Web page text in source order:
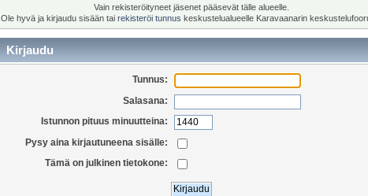
Vain rekisteröityneet jäsenet pääsevät tälle alueelle.
Ole hyvä ja kirjaudu sisään tai rekisteröi tunnus keskustelualueelle Karavaanarin
Kirjaudu
Tunnus:
Salasana:
Istunnon pituus minuutteina:
Pysy aina kirjautuneena sisälle:
Tämä on julkinen tietokone: